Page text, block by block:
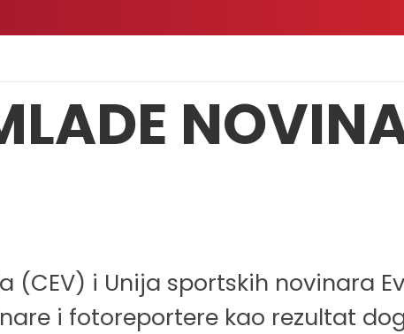
i Unija sportskih novinara
i fotoreportere kao rezultat